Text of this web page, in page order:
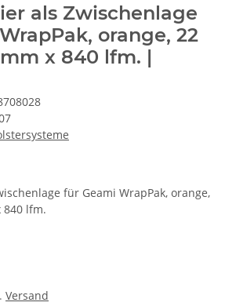
als Zwischenlage
orange, 22
x 840 lfm. |
für Geami WrapPak, orange,
840 lfm.
Versand